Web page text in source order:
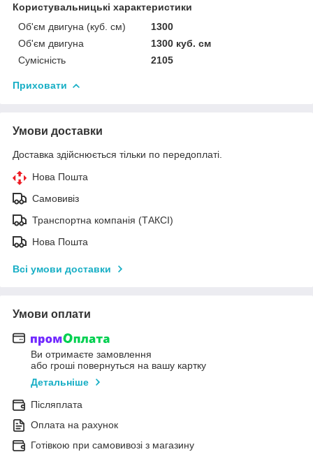
Користувальницькі характеристики
Об'єм двигуна (куб. см)
1300
Об'єм двигуна
1300 куб. cм
Сумісність
2105
Приховати
Умови доставки
Доставка здійснюється тільки по передоплаті.
Нова Пошта
Самовивіз
Транспортна компанія (ТАКСІ)
Нова Пошта
Всі умови доставки
Умови оплати
Ви отримаєте замовлення
або гроші повернуться на вашу картку
Детальніше
Післяплата
Оплата на рахунок
Готівкою при самовивозі з магазину